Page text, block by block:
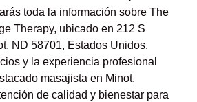
toda la información sobre The
Therapy, ubicado en 212 S
ND 58701, Estados Unidos.
y la experiencia profesional
masajista en Minot,
de calidad y bienestar para